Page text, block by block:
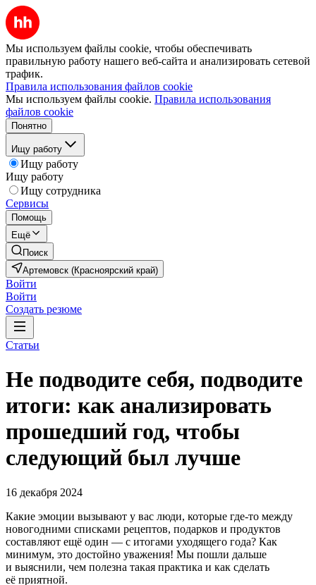
Мы используем файлы cookie, чтобы обеспечивать
правильную работу нашего веб-сайта и анализировать сетевой
трафик.
Правила использования файлов cookie
Мы используем файлы cookie. Правила использования
файлов cookie
Понятно
Ищу работу
Ищу работу
Ищу работу
Ищу сотрудника
Сервисы
Помощь
Ещё
Поиск
Артемовск (Красноярский край)
Войти
Войти
Создать резюме
Статьи
Не подводите себя, подводите
итоги: как анализировать
прошедший год, чтобы
следующий был лучше
16 декабря 2024
Какие эмоции вызывают у вас люди, которые где-то между
новогодними списками рецептов, подарков и продуктов
составляют ещё один — с итогами уходящего года? Как
минимум, это достойно уважения! Мы пошли дальше
и выяснили, чем полезна такая практика и как сделать
её приятной.